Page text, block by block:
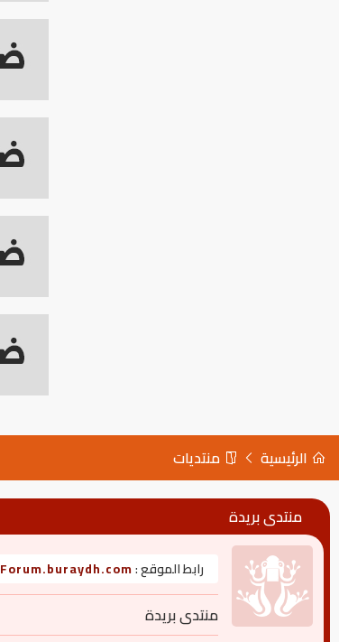
الرئيسية منتديات
منتدى بريدة
رابط الموقع :Forum.buraydh.com
منتدى بريدة